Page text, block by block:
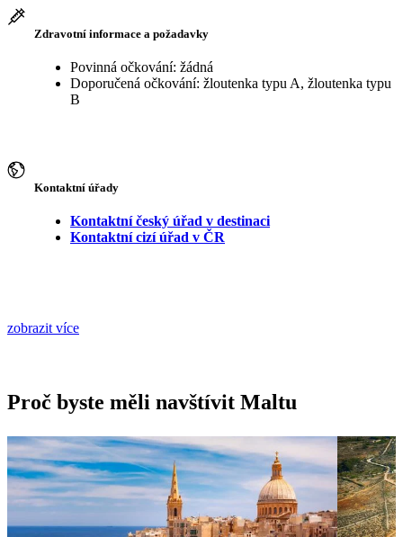
Zdravotní informace a požadavky
Povinná očkování: žádná
Doporučená očkování: žloutenka typu A, žloutenka typu
B
Kontaktní úřady
Kontaktní český úřad v destinaci
Kontaktní cizí úřad v ČR
zobrazit více
Proč byste měli navštívit Maltu